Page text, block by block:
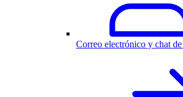
Correo electrónico y chat